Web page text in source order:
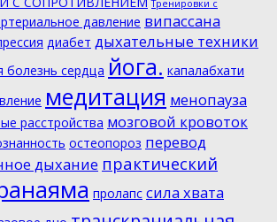
Тренировки с
давление випассана
диабет дыхательные техники
болезнь сердца йога. капалабхати
медитация менопауза
расстройства мозговой кровоток
остеопороз перевод
дыхание практический
пролапс сила хвата